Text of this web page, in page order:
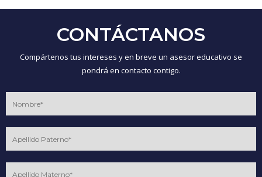
CONTÁCTANOS
Compártenos tus intereses y en breve un asesor educativo se
pondrá en contacto contigo.